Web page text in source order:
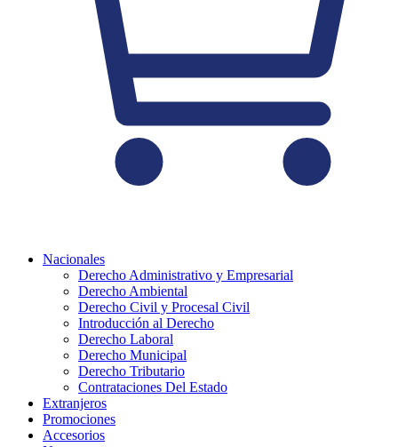
Nacionales
Derecho Administrativo y Empresarial
Derecho Ambiental
Derecho Civil y Procesal Civil
Introducción al Derecho
Derecho Laboral
Derecho Municipal
Derecho Tributario
Contrataciones Del Estado
Extranjeros
Promociones
Accesorios